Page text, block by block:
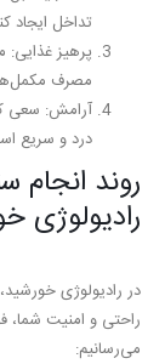
تداخل ایجاد
پرهیز غذایی:
مصرف
آرامش: سعی
درد و سریع
رادیولوژی
در رادیولوژی
راحتی و امنیت شما،
می‌رسانیم: